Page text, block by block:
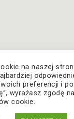
prawa zastrzeżone
na naszej
preferencji i
wyrażasz zgodę
cookie.